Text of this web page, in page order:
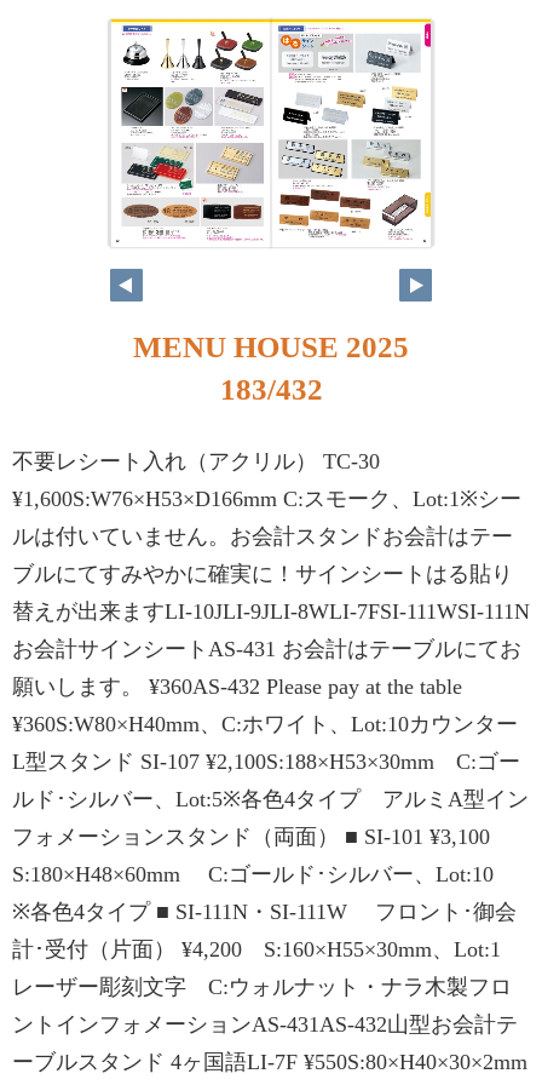
MENU HOUSE 2025
183/432
不要レシート入れ（アクリル） TC-30
¥1,600S:W76×H53×D166mm C:スモーク、Lot:1※シー
ルは付いていません。お会計スタンドお会計はテー
ブルにてすみやかに確実に！サインシートはる貼り
替えが出来ますLI-10JLI-9JLI-8WLI-7FSI-111WSI-111N
お会計サインシートAS-431 お会計はテーブルにてお
願いします。 ¥360AS-432 Please pay at the table
¥360S:W80×H40mm、C:ホワイト、Lot:10カウンター
L型スタンド SI-107 ¥2,100S:188×H53×30mm C:ゴー
ルド･シルバー、Lot:5※各色4タイプ アルミA型イン
フォメーションスタンド（両面） ■ SI-101 ¥3,100
S:180×H48×60mm C:ゴールド･シルバー、Lot:10
※各色4タイプ ■ SI-111N・SI-111W フロント･御会
計･受付（片面） ¥4,200 S:160×H55×30mm、Lot:1
レーザー彫刻文字 C:ウォルナット・ナラ木製フロ
ントインフォメーションAS-431AS-432山型お会計テ
ーブルスタンド 4ヶ国語LI-7F ¥550S:80×H40×30×2mm